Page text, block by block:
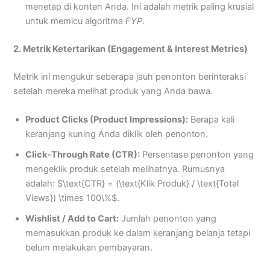
menetap di konten Anda. Ini adalah metrik paling krusial
untuk memicu algoritmaFYP.
2. Metrik Ketertarikan (Engagement & Interest Metrics)
Metrik ini mengukur seberapa jauh penonton berinteraksi
setelah mereka melihat produk yang Anda bawa.
Product Clicks (Product Impressions): Berapa kali
keranjang kuning Anda diklik oleh penonton.
Click-Through Rate (CTR): Persentase penonton yang
mengeklik produk setelah melihatnya. Rumusnya
adalah: $\text{CTR} = (\text{Klik Produk} / \text{Total
Views}) \times 100\%$.
Wishlist / Add to Cart: Jumlah penonton yang
memasukkan produk ke dalam keranjang belanja tetapi
belum melakukan pembayaran.